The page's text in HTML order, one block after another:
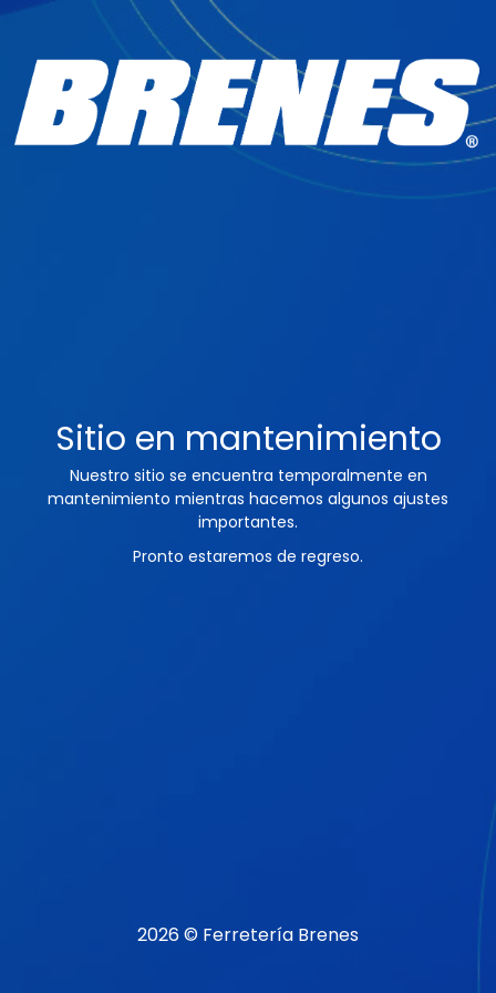
Sitio en mantenimiento
Nuestro sitio se encuentra temporalmente en
mantenimiento mientras hacemos algunos ajustes
importantes.
Pronto estaremos de regreso.
2026 © Ferretería Brenes